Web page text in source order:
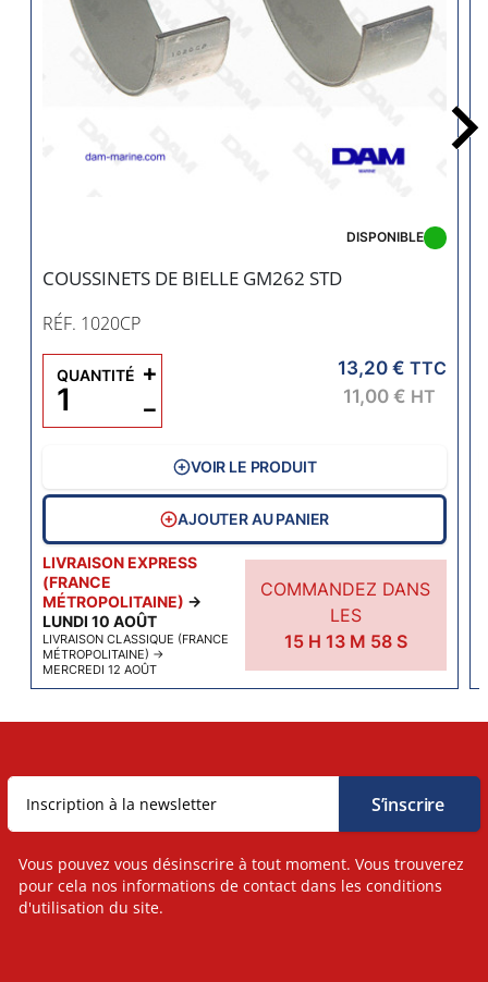
COUSSINETS DE BIELLE GM262 STD
RÉF. 1020CP
LIVRAISON EXPRESS
(FRANCE
MÉTROPOLITAINE) →
LUNDI 10 AOÛT
LIVRAISON CLASSIQUE (FRANCE
MÉTROPOLITAINE) →
MERCREDI 12 AOÛT
COMMANDEZ DANS
LES
15H 13M 58S
DISPONIBLE
13,20 € TTC
11,00 € HT
QUANTITÉ
−
+
VOIR LE PRODUIT
AJOUTER AU PANIER
Vous pouvez vous désinscrire à tout moment. Vous trouverez
pour cela nos informations de contact dans les conditions
d'utilisation du site.